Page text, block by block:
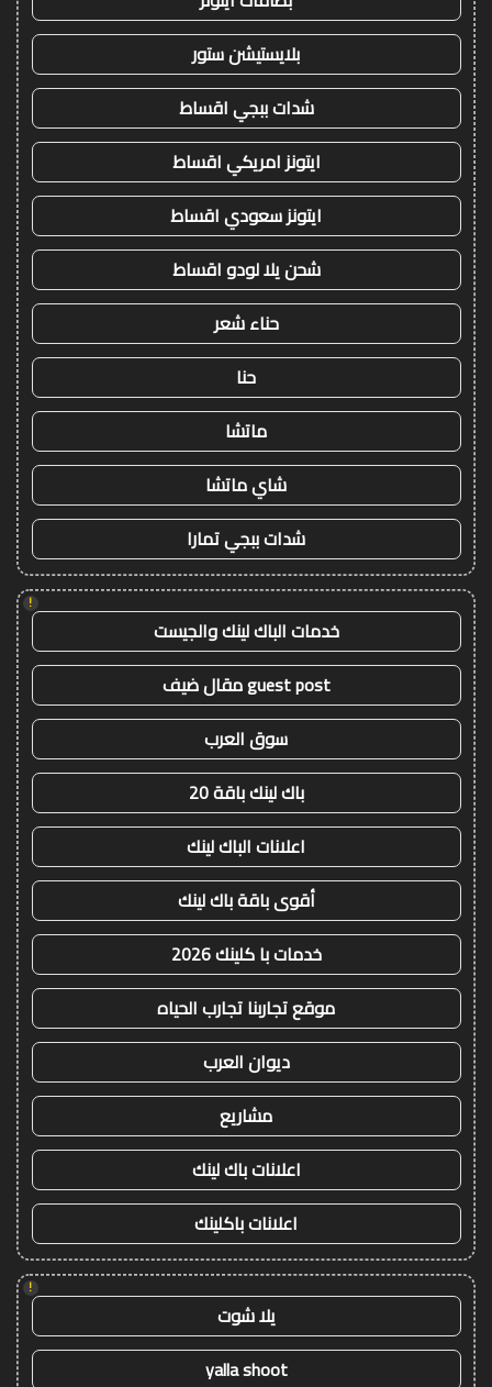
بلايستيشن ستور
شدات ببجي اقساط
ايتونز امريكي اقساط
ايتونز سعودي اقساط
شحن يلا لودو اقساط
حناء شعر
حنا
ماتشا
شاي ماتشا
شدات ببجي تمارا
!
خدمات الباك لينك والجيست
guest post مقال ضيف
سوق العرب
باك لينك باقة 20
اعلانات الباك لينك
أقوى باقة باك لينك
خدمات با كلينك 2026
موقع تجاربنا تجارب الحياه
ديوان العرب
مشاريع
اعلانات باك لينك
اعلانات باكلينك
!
يلا شوت
yalla shoot